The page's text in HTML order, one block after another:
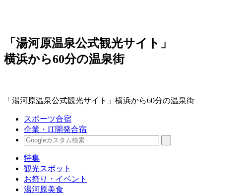
「湯河原温泉公式観光サイト」
横浜から60分の温泉街
「湯河原温泉公式観光サイト」横浜から60分の温泉街
スポーツ合宿
企業・IT開発合宿
特集
観光スポット
お祭り・イベント
湯河原美食